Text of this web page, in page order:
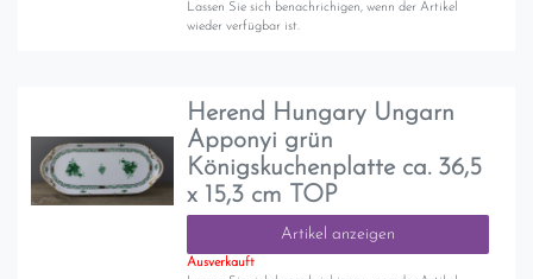
Lassen Sie sich benachrichigen, wenn der Artikel
wieder verfügbar ist.
Herend Hungary Ungarn
Apponyi grün
Königskuchenplatte ca. 36,5
x 15,3 cm TOP
Artikel anzeigen
Ausverkauft